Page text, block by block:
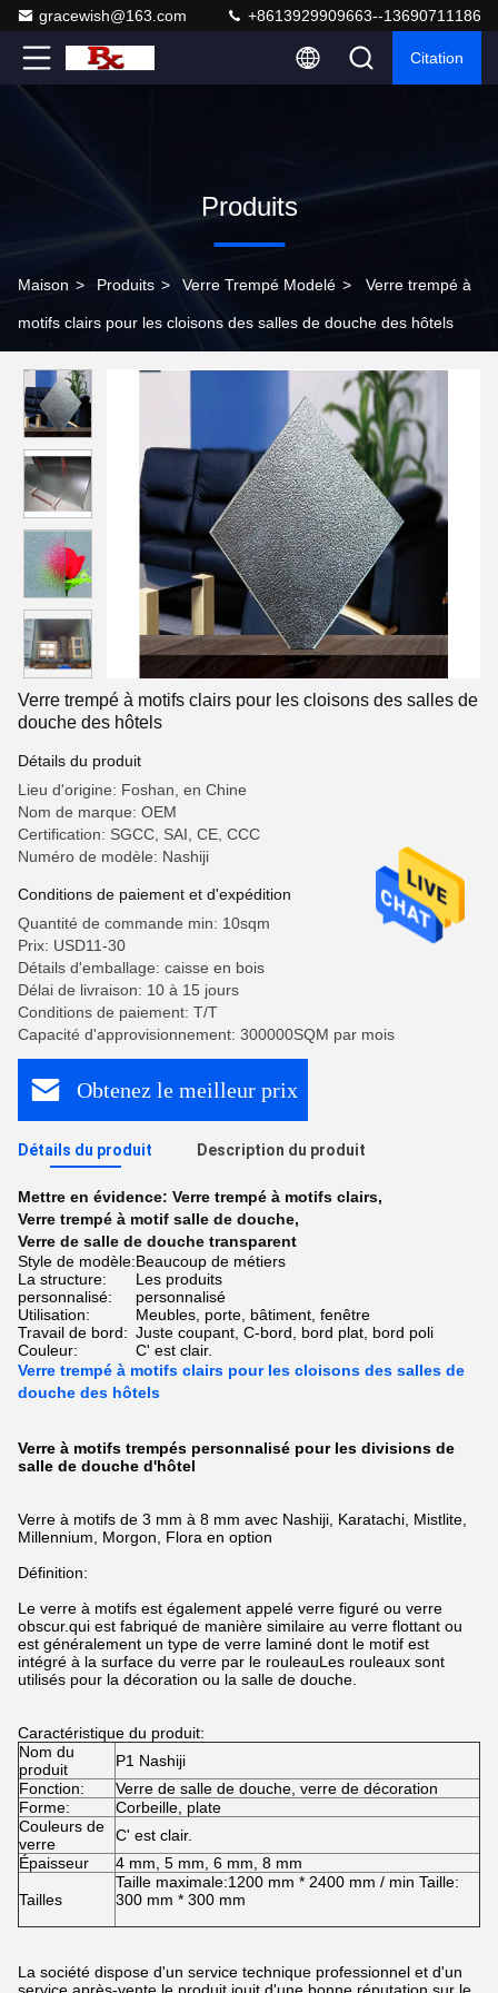
gracewish@163.com +8613929909663--13690711186
Citation
Produits
Maison > Produits > Verre Trempé Modelé > Verre trempé à
motifs clairs pour les cloisons des salles de douche des hôtels
Verre trempé à motifs clairs pour les cloisons des salles de
douche des hôtels
Détails du produit
Lieu d'origine: Foshan, en Chine
Nom de marque: OEM
Certification: SGCC, SAI, CE, CCC
Numéro de modèle: Nashiji
Conditions de paiement et d'expédition
Quantité de commande min: 10sqm
Prix: USD11-30
Détails d'emballage: caisse en bois
Délai de livraison: 10 à 15 jours
Conditions de paiement: T/T
Capacité d'approvisionnement: 300000SQM par mois
Obtenez le meilleur prix
Détails du produit Description du produit
Mettre en évidence: Verre trempé à motifs clairs,
Verre trempé à motif salle de douche,
Verre de salle de douche transparent
Style de modèle:Beaucoup de métiers
La structure:
Les produits
personnalisé:
personnalisé
Utilisation:
Meubles, porte, bâtiment, fenêtre
Travail de bord: Juste coupant, C-bord, bord plat, bord poli
Couleur:
C' est clair.
Verre trempé à motifs clairs pour les cloisons des salles de
douche des hôtels
Verre à motifs trempés personnalisé pour les divisions de
salle de douche d'hôtel
Verre à motifs de 3 mm à 8 mm avec Nashiji, Karatachi, Mistlite,
Millennium, Morgon, Flora en option
Définition:
Le verre à motifs est également appelé verre figuré ou verre
obscur.qui est fabriqué de manière similaire au verre flottant ou
est généralement un type de verre laminé dont le motif est
intégré à la surface du verre par le rouleauLes rouleaux sont
utilisés pour la décoration ou la salle de douche.
Caractéristique du produit:
Nom du
produit
P1 Nashiji
Fonction:
Verre de salle de douche, verre de décoration
Forme:
Corbeille, plate
Couleurs de
verre
C' est clair.
Épaisseur
4 mm, 5 mm, 6 mm, 8 mm
Tailles
Taille maximale:1200 mm * 2400 mm / min Taille:
300 mm * 300 mm
La société dispose d'un service technique professionnel et d'un